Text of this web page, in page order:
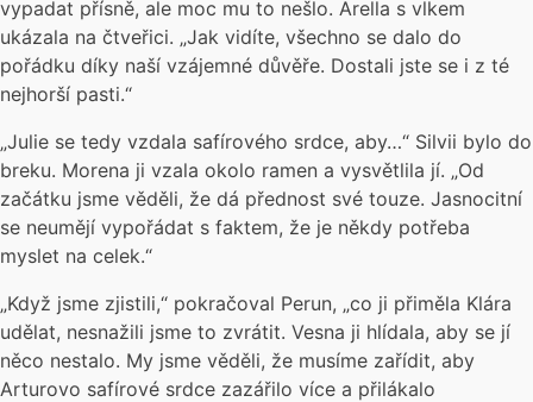
vypadat přísně, ale moc mu to nešlo. Arella s vlkem
ukázala na čtveřici. „Jak vidíte, všechno se dalo do
pořádku díky naší vzájemné důvěře. Dostali jste se i z té
nejhorší pasti.“
„Julie se tedy vzdala safírového srdce, aby…“ Silvii bylo do
breku. Morena ji vzala okolo ramen a vysvětlila jí. „Od
začátku jsme věděli, že dá přednost své touze. Jasnocitní
se neumějí vypořádat s faktem, že je někdy potřeba
myslet na celek.“
„Když jsme zjistili,“ pokračoval Perun, „co ji přiměla Klára
udělat, nesnažili jsme to zvrátit. Vesna ji hlídala, aby se jí
něco nestalo. My jsme věděli, že musíme zařídit, aby
Arturovo safírové srdce zazářilo více a přilákalo